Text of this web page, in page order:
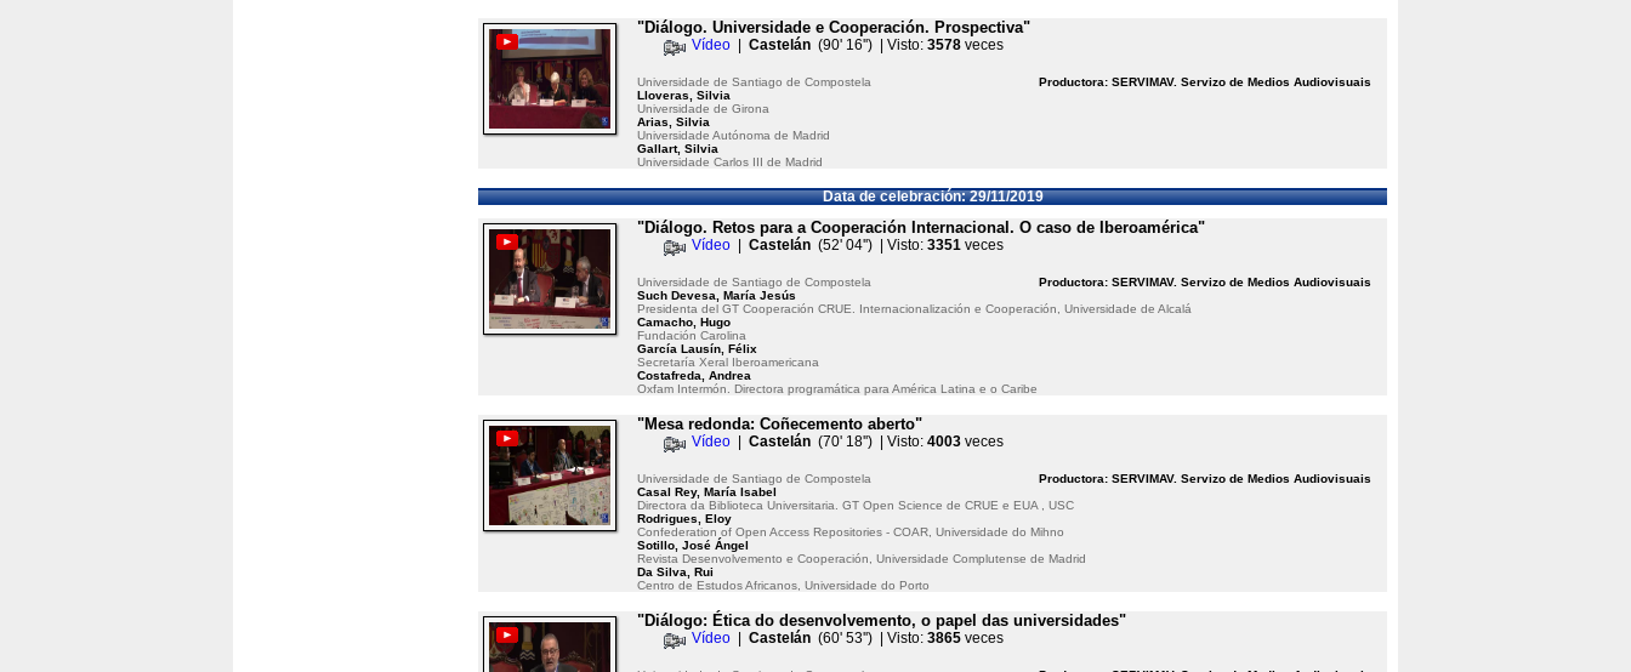
"Diálogo. Universidade e Cooperación. Prospectiva"
Vídeo| Castelán(90' 16'') | Visto: 3578veces
Productora: SERVIMAV. Servizo de Medios Audiovisuais
Universidade de Santiago de Compostela
Lloveras, Silvia
Universidade de Girona
Arias, Silvia
Universidade Autónoma de Madrid
Gallart, Silvia
Universidade Carlos III de Madrid
Data de celebración: 29/11/2019
"Diálogo. Retos para a Cooperación Internacional. O caso de Iberoamérica"
Vídeo| Castelán(52' 04'') | Visto: 3351veces
Productora: SERVIMAV. Servizo de Medios Audiovisuais
Universidade de Santiago de Compostela
Such Devesa, María Jesús
Presidenta del GT Cooperación CRUE. Internacionalización e Cooperación, Universidade de Alcalá
Camacho, Hugo
Fundación Carolina
García Lausín, Félix
Secretaría Xeral Iberoamericana
Costafreda, Andrea
Oxfam Intermón. Directora programática para América Latina e o Caribe
"Mesa redonda: Coñecemento aberto"
Vídeo| Castelán(70' 18'') | Visto: 4003veces
Productora: SERVIMAV. Servizo de Medios Audiovisuais
Universidade de Santiago de Compostela
Casal Rey, María Isabel
Directora da Biblioteca Universitaria. GT Open Science de CRUE e EUA , USC
Rodrigues, Eloy
Confederation of Open Access Repositories - COAR, Universidade do Mihno
Sotillo, José Ángel
Revista Desenvolvemento e Cooperación, Universidade Complutense de Madrid
Da Silva, Rui
Centro de Estudos Africanos, Universidade do Porto
"Diálogo: Ética do desenvolvemento, o papel das universidades"
Vídeo| Castelán(60' 53'') | Visto: 3865veces